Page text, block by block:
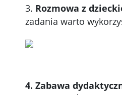
3. Rozmowa z
zadania warto
4. Zabawa